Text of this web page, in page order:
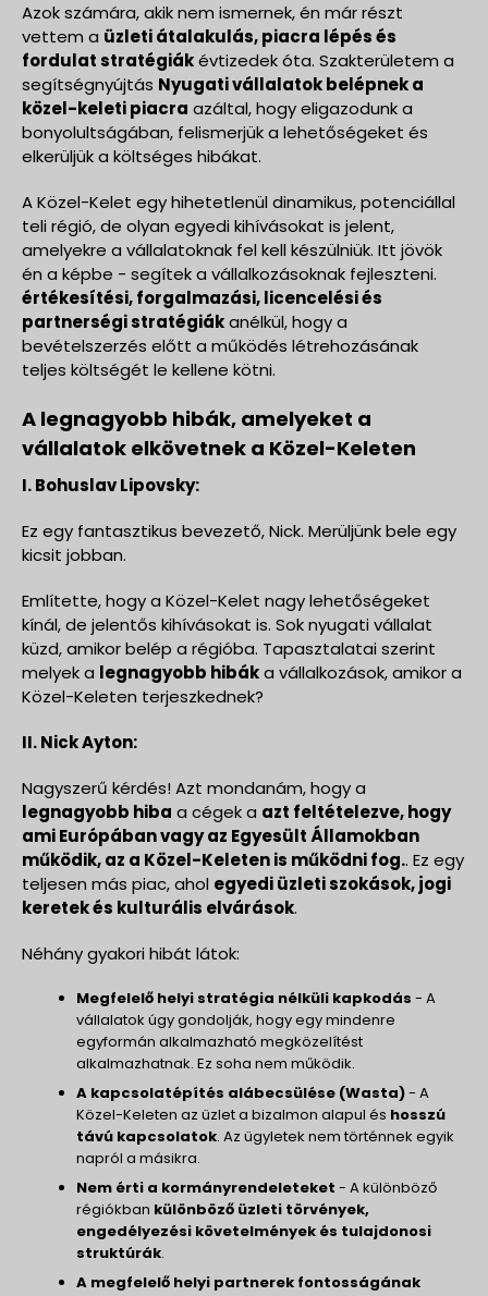
Azok számára, akik nem ismernek, én már részt
vettem a üzleti átalakulás, piacra lépés és
fordulat stratégiákévtizedek óta. Szakterületem a
segítségnyújtás Nyugati vállalatok belépnek a
közel-keleti piacra azáltal, hogy eligazodunk a
bonyolultságában, felismerjük a lehetőségeket és
elkerüljük a költséges hibákat.
A Közel-Kelet egy hihetetlenül dinamikus, potenciállal
teli régió, de olyan egyedi kihívásokat is jelent,
amelyekre a vállalatoknak fel kell készülniük. Itt jövök
én a képbe - segítek a vállalkozásoknak fejleszteni.
értékesítési, forgalmazási, licencelési és
partnerségi stratégiákanélkül, hogy a
bevételszerzés előtt a működés létrehozásának
teljes költségét le kellene kötni.
A legnagyobb hibák, amelyeket a
vállalatok elkövetnek a Közel-Keleten
I. Bohuslav Lipovsky:
Ez egy fantasztikus bevezető, Nick. Merüljünk bele egy
kicsit jobban.
Említette, hogy a Közel-Kelet nagy lehetőségeket
kínál, de jelentős kihívásokat is. Sok nyugati vállalat
küzd, amikor belép a régióba. Tapasztalatai szerint
melyek a legnagyobb hibáka vállalkozások, amikor a
Közel-Keleten terjeszkednek?
II. Nick Ayton:
Nagyszerű kérdés! Azt mondanám, hogy a
legnagyobb hiba a cégek a azt feltételezve, hogy
ami Európában vagy az Egyesült Államokban
működik, az a Közel-Keleten is működni fog.. Ez egy
teljesen más piac, ahol egyedi üzleti szokások, jogi
keretek és kulturális elvárások.
Néhány gyakori hibát látok:
Megfelelő helyi stratégia nélküli kapkodás - A
vállalatok úgy gondolják, hogy egy mindenre
egyformán alkalmazható megközelítést
alkalmazhatnak. Ez soha nem működik.
A kapcsolatépítés alábecsülése (Wasta)- A
Közel-Keleten az üzlet a bizalmon alapul és hosszú
távú kapcsolatok. Az ügyletek nem történnek egyik
napról a másikra.
Nem érti a kormányrendeleteket - A különböző
régiókban különböző üzleti törvények,
engedélyezési követelmények és tulajdonosi
struktúrák.
A megfelelő helyi partnerek fontosságának